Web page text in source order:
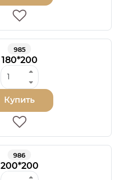
985
180*200
Купить
986
200*200